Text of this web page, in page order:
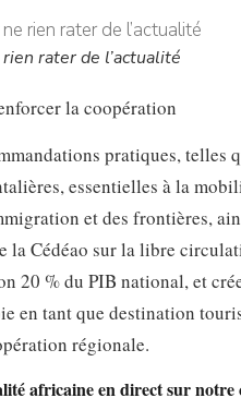
rater de l’actualité
la coopération
pratiques,
essentielles à la
et des frontières,
la Cédéao sur la libre
20 % du PIB national, et
en tant que destination
régionale.
africaine en direct sur